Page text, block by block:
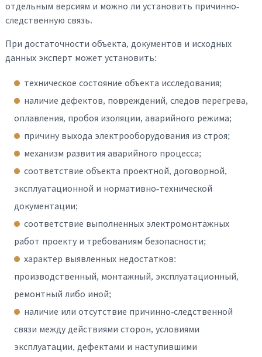
отдельным версиям и можно ли установить причинно-
следственную связь.
При достаточности объекта, документов и исходных
данных эксперт может установить:
техническое состояние объекта исследования;
наличие дефектов, повреждений, следов перегрева,
оплавления, пробоя изоляции, аварийного режима;
причину выхода электрооборудования из строя;
механизм развития аварийного процесса;
соответствие объекта проектной, договорной,
эксплуатационной и нормативно-технической
документации;
соответствие выполненных электромонтажных
работ проекту и требованиям безопасности;
характер выявленных недостатков:
производственный, монтажный, эксплуатационный,
ремонтный либо иной;
наличие или отсутствие причинно-следственной
связи между действиями сторон, условиями
эксплуатации, дефектами и наступившими